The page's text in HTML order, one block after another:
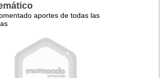
aportes de todas las